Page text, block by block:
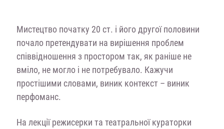
Мистецтво початку 20 ст. і його другої половини
почало претендувати на вирішення проблем
співвідношення з простором так, як раніше не
вміло, не могло і не потребувало. Кажучи
простішими словами, виник контекст – виник
перфоманс.
На лекції режисерки та театральної кураторки